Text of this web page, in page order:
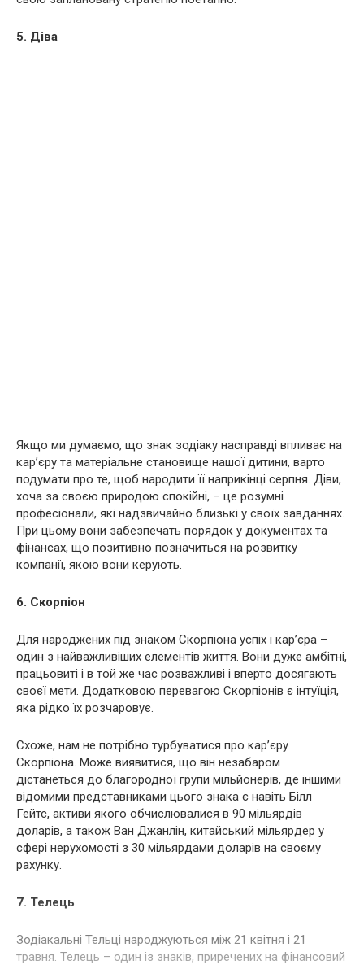
5. Діва
Якщо ми думаємо, що знак зодіаку насправді впливає на
кар’єру та матеріальне становище нашої дитини, варто
подумати про те, щоб народити її наприкінці серпня. Діви,
хоча за своєю природою спокійні, – це розумні
професіонали, які надзвичайно близькі у своїх завданнях.
При цьому вони забезпечать порядок у документах та
фінансах, що позитивно позначиться на розвитку
компанії, якою вони керують.
6. Скорпіон
Для народжених під знаком Скорпіона успіх і кар’єра –
один з найважливіших елементів життя. Вони дуже амбітні,
працьовиті і в той же час розважливі і вперто досягають
своєї мети. Додатковою перевагою Скорпіонів є інтуїція,
яка рідко їх розчаровує.
Схоже, нам не потрібно турбуватися про кар’єру
Скорпіона. Може виявитися, що він незабаром
дістанеться до благородної групи мільйонерів, де іншими
відомими представниками цього знака є навіть Білл
Гейтс, активи якого обчислювалися в 90 мільярдів
доларів, а також Ван Джанлін, китайський мільярдер у
сфері нерухомості з 30 мільярдами доларів на своєму
рахунку.
7. Телець
Зодіакальні Тельці народжуються між 21 квітня і 21
травня. Телець – один із знаків, приречених на фінансовий